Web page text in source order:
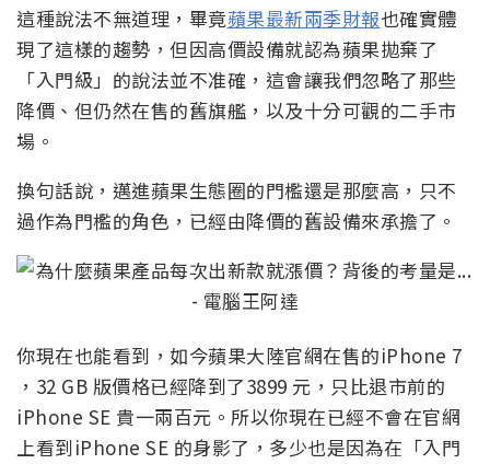
這種說法不無道理，畢竟蘋果最新兩季財報也確實體
現了這樣的趨勢，但因高價設備就認為蘋果拋棄了
「入門級」的說法並不准確，這會讓我們忽略了那些
降價、但仍然在售的舊旗艦，以及十分可觀的二手市
場。
換句話說，邁進蘋果生態圈的門檻還是那麼高，只不
過作為門檻的角色，已經由降價的舊設備來承擔了。
你現在也能看到，如今蘋果大陸官網在售的iPhone 7
，32 GB 版價格已經降到了3899 元，只比退市前的
iPhone SE 貴一兩百元。所以你現在已經不會在官網
上看到iPhone SE 的身影了，多少也是因為在「入門